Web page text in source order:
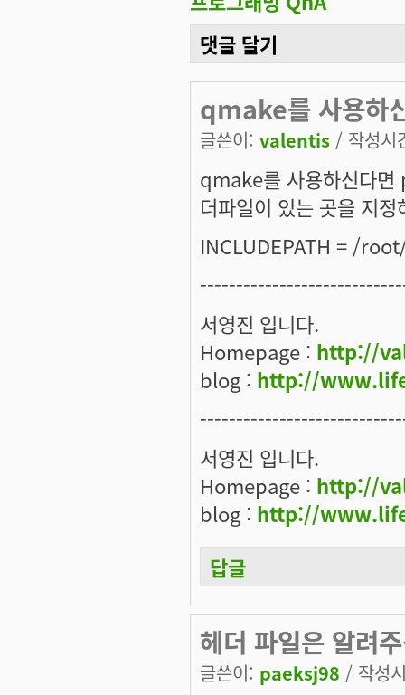
댓글 달기
qmake를 사용하
글쓴이: valentis / 작성
qmake를 사용하신다
더파일이 있는 곳을 지
INCLUDEPATH = /
서영진 입니다.
Homepage : http://
blog : http://
서영진 입니다.
Homepage : http://
blog : http://
답글
헤더 파일은 알려
글쓴이: paeksj98 / 작성